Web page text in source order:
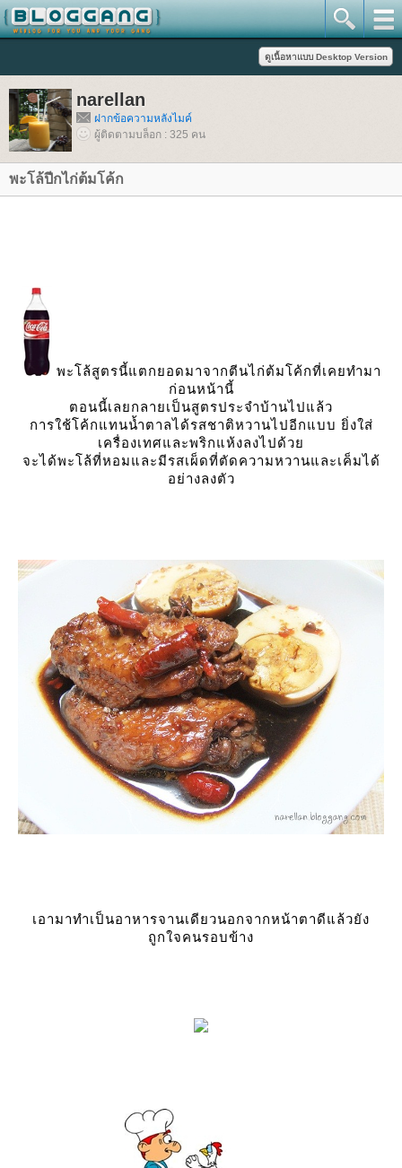
narellan
ฝากข้อความหลังไมค์
ผู้ติดตามบล็อก : 325 คน
พะโล้ปีกไก่ต้มโค้ก
พะโล้สูตรนี้แตกยอดมาจากตีนไก่ต้มโค้กที่เคยทำมา
ก่อนหน้านี้
ตอนนี้เลยกลายเป็นสูตรประจำบ้านไปแล้ว
การใช้โค้กแทนน้ำตาลได้รสชาติหวานไปอีกแบบ ยิ่งใส่
เครื่องเทศและพริกแห้งลงไปด้ว
จะได้พะโล้ที่หอมและมีรสเผ็ดที่ตัดความหวานและเค็มได้
อย่างลงตัว
เอามาทำเป็นอาหารจานเดียวนอกจากหน้าตาดีแล้วยัง
ถูกใจคนรอบข้าง